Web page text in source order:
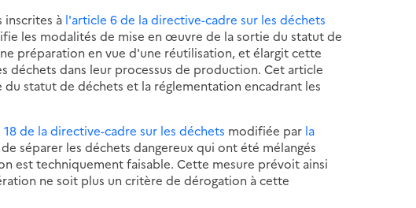
inscrites à l'article 6 de la directive-cadre sur les déchets
les modalités de mise en œuvre de la sortie du statut de
préparation en vue d'une réutilisation, et élargit cette
déchets dans leur processus de production. Cet article
statut de déchets et la réglementation encadrant les
de la directive-cadre sur les déchets modifiée par la
séparer les déchets dangereux qui ont été mélangés
est techniquement faisable. Cette mesure prévoit ainsi
ne soit plus un critère de dérogation à cette